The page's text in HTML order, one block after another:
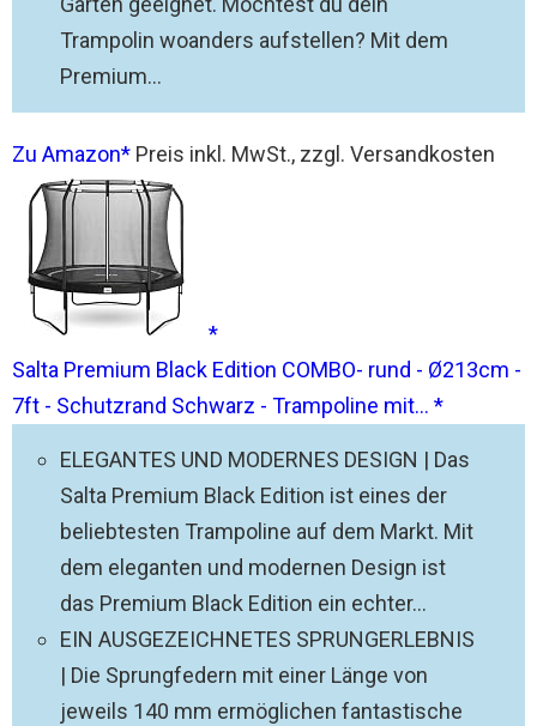
Trampolin woanders aufstellen? Mit dem
Premium...
Zu Amazon Preis inkl. MwSt., zzgl. Versandkosten
Salta Premium Black Edition COMBO- rund - Ø213cm -
7ft - Schutzrand Schwarz - Trampoline mit...
ELEGANTES UND MODERNES DESIGN | Das
Salta Premium Black Edition ist eines der
beliebtesten Trampoline auf dem Markt. Mit
dem eleganten und modernen Design ist
das Premium Black Edition ein echter...
EIN AUSGEZEICHNETES SPRUNGERLEBNIS
| Die Sprungfedern mit einer Länge von
jeweils 140 mm ermöglichen fantastische